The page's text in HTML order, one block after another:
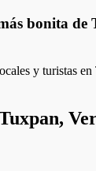
bonita de
y turistas en